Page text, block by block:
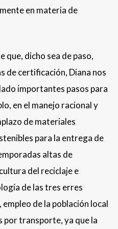
en materia de
que, dicho sea de paso,
de certificación, Diana nos
importantes pasos para
en el manejo racional y
de materiales
para la entrega de
altas de
del reciclaje e
de las tres erres
de la población local
por transporte, ya que la